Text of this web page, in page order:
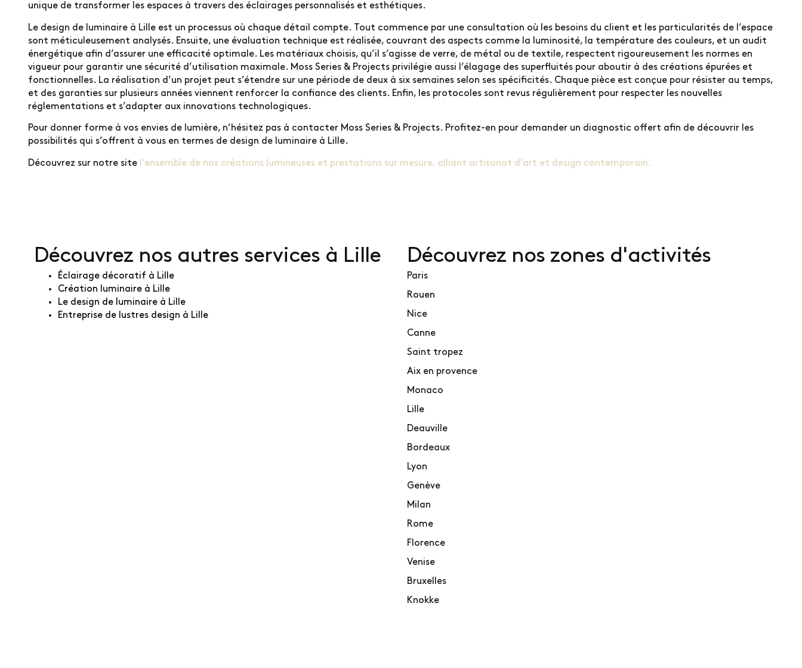
unique de transformer les espaces à travers des éclairages personnalisés et esthétiques.
Le design de luminaire à Lille est un processus où chaque détail compte. Tout commence par une consultation où les besoins du client et les particularités de l’espace
sont méticuleusement analysés. Ensuite, une évaluation technique est réalisée, couvrant des aspects comme la luminosité, la température des couleurs, et un audit
énergétique afin d’assurer une efficacité optimale. Les matériaux choisis, qu’il s’agisse de verre, de métal ou de textile, respectent rigoureusement les normes en
vigueur pour garantir une sécurité d’utilisation maximale. Moss Series & Projects privilégie aussi l’élagage des superfluités pour aboutir à des créations épurées et
fonctionnelles. La réalisation d’un projet peut s’étendre sur une période de deux à six semaines selon ses spécificités. Chaque pièce est conçue pour résister au temps,
et des garanties sur plusieurs années viennent renforcer la confiance des clients. Enfin, les protocoles sont revus régulièrement pour respecter les nouvelles
réglementations et s’adapter aux innovations technologiques.
Pour donner forme à vos envies de lumière, n’hésitez pas à contacter Moss Series & Projects. Profitez-en pour demander un diagnostic offert afin de découvrir les
possibilités qui s’offrent à vous en termes de design de luminaire à Lille.
Découvrez sur notre site l’ensemble de nos créations lumineuses et prestations sur mesure, alliant artisanat d’art et design contemporain.
Découvrez nos autres services à Lille
Éclairage décoratif à Lille
Création luminaire à Lille
Le design de luminaire à Lille
Entreprise de lustres design à Lille
Découvrez nos zones d'activités
Paris
Rouen
Nice
Canne
Saint tropez
Aix en provence
Monaco
Lille
Deauville
Bordeaux
Lyon
Genève
Milan
Rome
Florence
Venise
Bruxelles
Knokke